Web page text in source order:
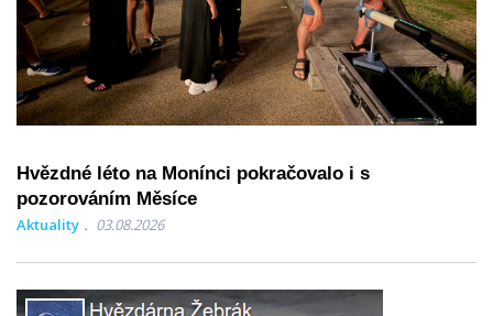
Hvězdné léto na Monínci pokračovalo i s
pozorováním Měsíce
Aktuality 03.08.2026